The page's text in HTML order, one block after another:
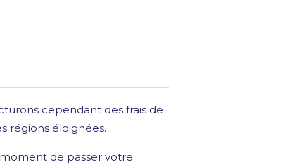
cependant des frais de
régions éloignées.
moment de passer votre